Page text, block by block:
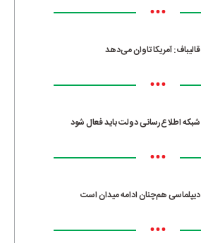
•••
قالیباف: آمریکا تاوان می‌دهد
•••
شبکه اطلاع‌رسانی دولت باید فعال شود
•••
دیپلماسی هم‌چنان ادامه میدان است
•••